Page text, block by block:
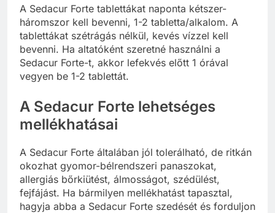
A Sedacur Forte tablettákat naponta kétszer-
háromszor kell bevenni, 1-2 tabletta/alkalom. A
tablettákat szétrágás nélkül, kevés vízzel kell
bevenni. Ha altatóként szeretné használni a
Sedacur Forte-t, akkor lefekvés előtt 1 órával
vegyen be 1-2 tablettát.
A Sedacur Forte lehetséges
mellékhatásai
A Sedacur Forte általában jól tolerálható, de ritkán
okozhat gyomor-bélrendszeri panaszokat,
allergiás bőrkiütést, álmosságot, szédülést,
fejfájást. Ha bármilyen mellékhatást tapasztal,
hagyja abba a Sedacur Forte szedését és forduljon